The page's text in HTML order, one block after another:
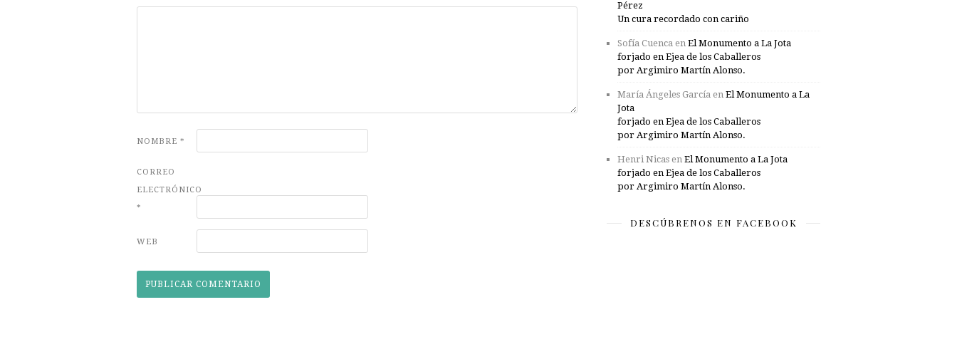
NOMBRE *
CORREO
ELECTRÓNICO
*
WEB
Pérez
Un cura recordado con cariño
Sofía Cuenca en El Monumento a La Jota
forjado en Ejea de los Caballeros
por Argimiro Martín Alonso.
María Ángeles García en El Monumento a La
Jota
forjado en Ejea de los Caballeros
por Argimiro Martín Alonso.
Henri Nicas en El Monumento a La Jota
forjado en Ejea de los Caballeros
por Argimiro Martín Alonso.
DESCÚBRENOS EN FACEBOOK